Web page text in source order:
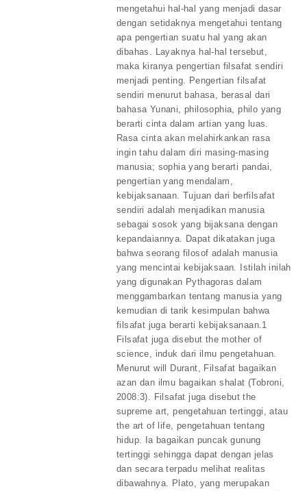
mengetahui hal-hal yang menjadi dasar
dengan setidaknya mengetahui tentang
apa pengertian suatu hal yang akan
dibahas. Layaknya hal-hal tersebut,
maka kiranya pengertian filsafat sendiri
menjadi penting. Pengertian filsafat
sendiri menurut bahasa, berasal dari
bahasa Yunani, philosophia, philo yang
berarti cinta dalam artian yang luas.
Rasa cinta akan melahirkankan rasa
ingin tahu dalam diri masing-masing
manusia; sophia yang berarti pandai,
pengertian yang mendalam,
kebijaksanaan. Tujuan dari berfilsafat
sendiri adalah menjadikan manusia
sebagai sosok yang bijaksana dengan
kepandaiannya. Dapat dikatakan juga
bahwa seorang filosof adalah manusia
yang mencintai kebijaksaan. Istilah inilah
yang digunakan Pythagoras dalam
menggambarkan tentang manusia yang
kemudian di tarik kesimpulan bahwa
filsafat juga berarti kebijaksanaan.1
Filsafat juga disebut the mother of
science, induk dari ilmu pengetahuan.
Menurut will Durant, Filsafat bagaikan
azan dan ilmu bagaikan shalat (Tobroni,
2008:3). Filsafat juga disebut the
supreme art, pengetahuan tertinggi, atau
the art of life, pengetahuan tentang
hidup. Ia bagaikan puncak gunung
tertinggi sehingga dapat dengan jelas
dan secara terpadu melihat realitas
dibawahnya. Plato, yang merupakan